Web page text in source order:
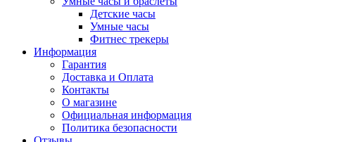
Детские часы
Умные часы
Фитнес трекеры
Информация
Гарантия
Доставка и Оплата
Контакты
О магазине
Официальная информация
Политика безопасности